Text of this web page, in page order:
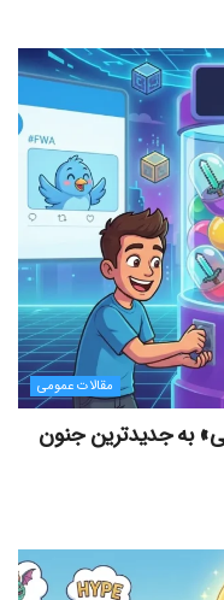
مقالات عمومی
به جدیدترین جنون